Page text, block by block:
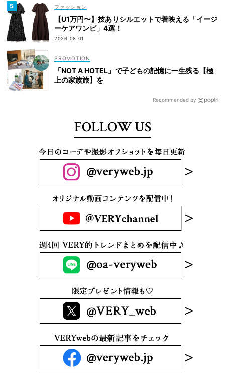
ファッション
【U1万円〜】技ありシルエットで着映える「イージ
ーケアワンピ」4選！
2026.08.01
「NOT A HOTEL」で子どもの記憶に一生残る【極
上の家族旅】を
Recommended by
FOLLOW US